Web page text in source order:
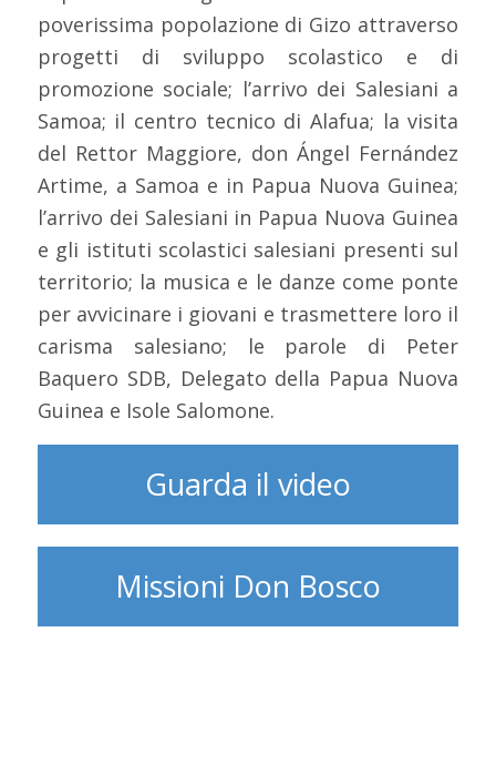
poverissima popolazione di Gizo attraverso
progetti di sviluppo scolastico e di
promozione sociale; l’arrivo dei Salesiani a
Samoa; il centro tecnico di Alafua; la visita
del Rettor Maggiore, don Ángel Fernández
Artime, a Samoa e in Papua Nuova Guinea;
l’arrivo dei Salesiani in Papua Nuova Guinea
e gli istituti scolastici salesiani presenti sul
territorio; la musica e le danze come ponte
per avvicinare i giovani e trasmettere loro il
carisma salesiano; le parole di Peter
Baquero SDB, Delegato della Papua Nuova
Guinea e Isole Salomone.
Guarda il video
Missioni Don Bosco